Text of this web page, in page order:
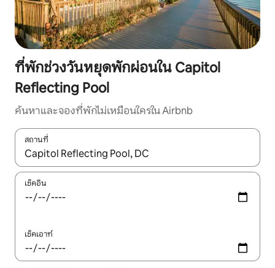
ที่พักช่วงวันหยุดพักผ่อนใน Capitol
Reflecting Pool
ค้นหาและจองที่พักไม่เหมือนใครใน Airbnb
สถานที่
ใช้ลูกศรขึ้นลง หรือใช้การสัมผัสหรือปัด เพื่อสำรวจผลการค้นหา
เช็คอิน
เช็คเอาท์